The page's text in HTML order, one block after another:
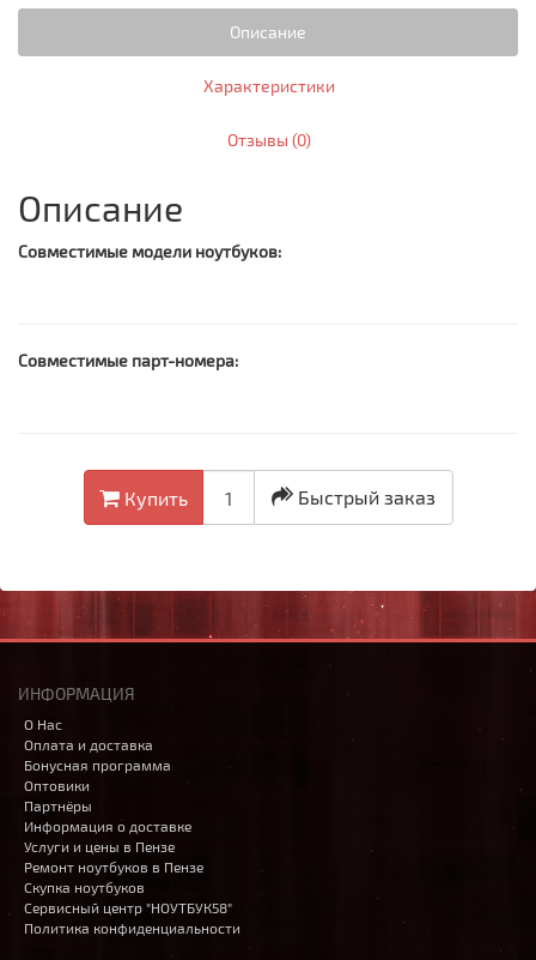
Описание
Характеристики
Отзывы (0)
Описание
Совместимые модели ноутбуков:
Совместимые парт-номера:
Купить Быстрый заказ
ИНФОРМАЦИЯ
О Нас
Оплата и доставка
Бонусная программа
Оптовики
Партнёры
Информация о доставке
Услуги и цены в Пензе
Ремонт ноутбуков в Пензе
Скупка ноутбуков
Сервисный центр "НОУТБУК58"
Политика конфиденциальности